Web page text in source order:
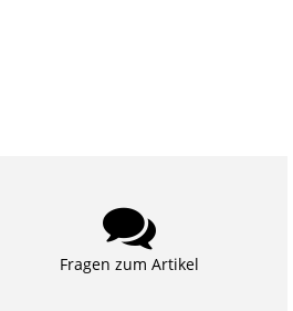
Fragen zum Artikel